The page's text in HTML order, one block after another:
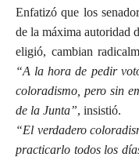
Enfatizó que los
de la máxima autoridad
eligió, cambian
“A la hora de pedir
coloradismo, pero sin
de la Junta”, insistió.
“El verdadero
practicarlo todos los